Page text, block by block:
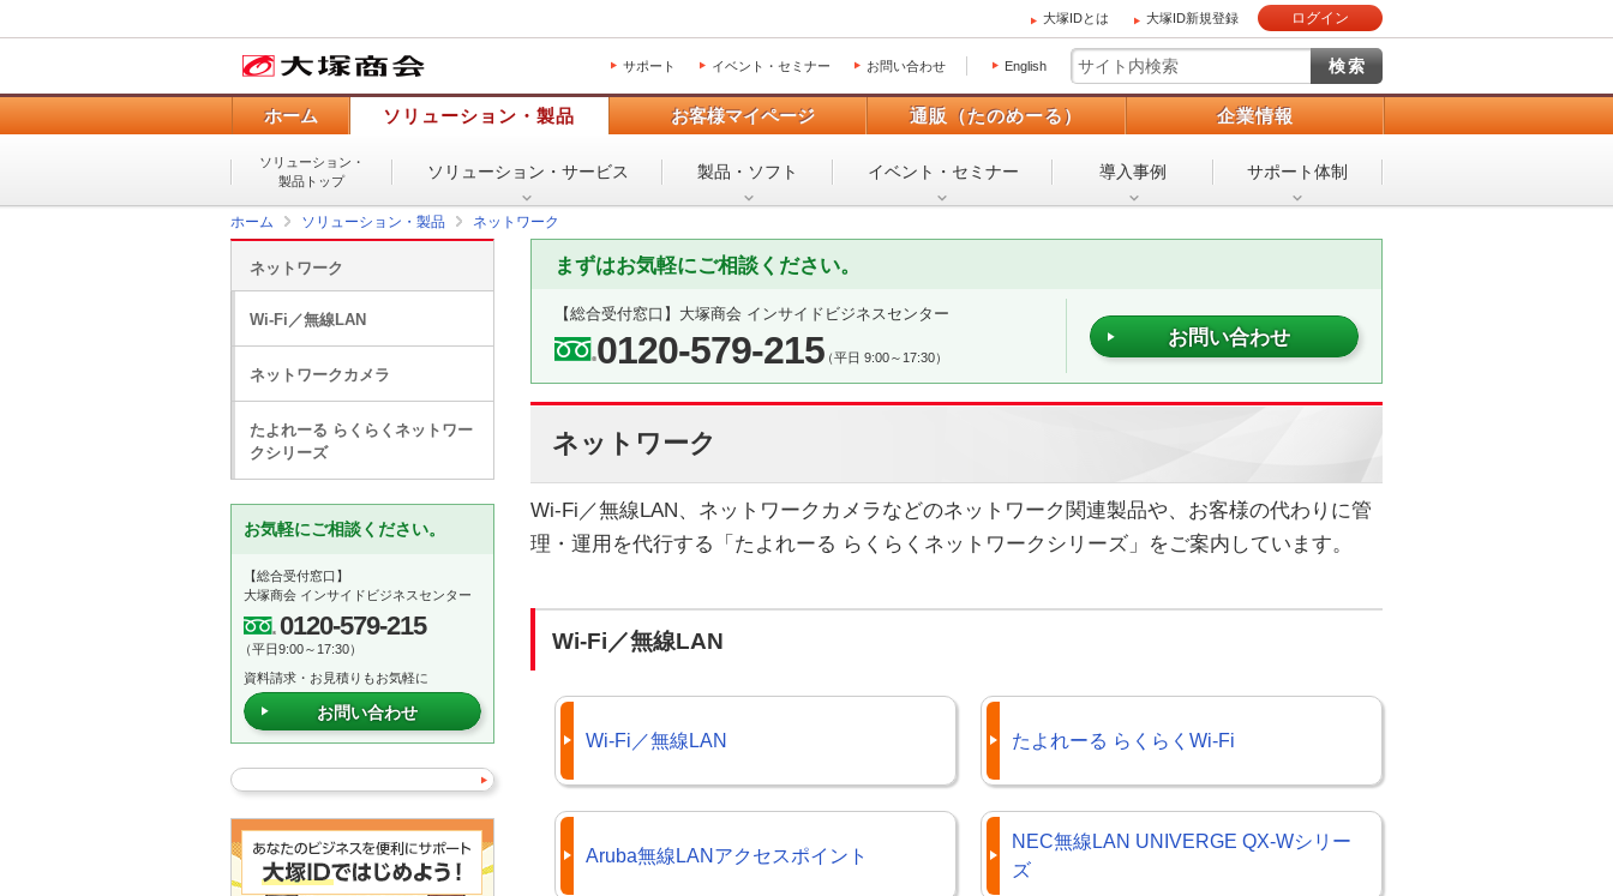
大塚IDとは 大塚ID新規登録 ログイン
サポート イベント・セミナー お問い合わせ English
ホーム ソリューション・製品 お客様マイページ 通販（たのめーる） 企業情報
ソリューション・
製品トップ
ソリューション・ サービス 製品・ソフト イベント・ セミナー 導入事例 サポート体制
ホーム ソリューション・製品 ネットワーク
まずはお気軽にご相談ください。
【総合受付窓口】 大塚商会 インサイドビジネスセンター
0120-579-215（平日 9:00～17:30）
お問い合わせ
ネットワーク
Wi-Fi／無線LAN、ネットワークカメラなどのネットワーク関連製品や、お客様の代わりに管
理・運用を代行する「たよれーる らくらくネットワークシリーズ」をご案内しています。
Wi-Fi／無線LAN
Wi-Fi／無線LAN たよれーる らくらくWi-Fi
Aruba無線LANアクセスポイント
NEC無線LAN UNIVERGE QX-Wシリー
ズ
ネットワーク
Wi-Fi／無線LAN
ネットワークカメラ
たよれーる らくらくネットワー
クシリーズ
お気軽にご相談ください。
【総合受付窓口】
大塚商会 インサイドビジネスセンター
0120-579-215
（平日9:00～17:30）
資料請求・お見積りもお気軽に
お問い合わせ